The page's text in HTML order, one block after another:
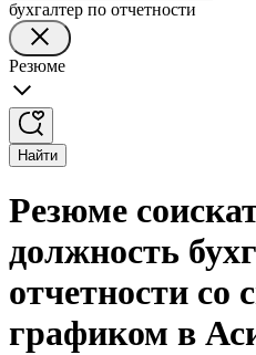
бухгалтер по отчетности
Резюме
Найти
Резюме
должность
отчетности со
графиком в